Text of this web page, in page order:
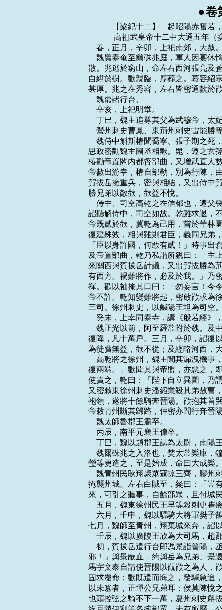
●卷
　　【梁紀十二】　起昭陽赤奮若，盡閼逢攝提格，凡二年。
    　　 高祖武皇帝十二中大通五年（癸丑，公元五三三年）
    春，正月，辛卯，上祀南郊，大赦。
    魏竇泰奄至爾硃兆庭，軍人因宴休惰，忽見泰軍，驚走；追破之於赤谼嶺，眾並降
散。兆逃於窮山，命左右西河張亮及蒼頭陳山提斬己首以降，皆不忍；兆乃殺所乘白馬，
自縊於樹。歡親臨，厚葬之。慕容紹宗攜爾硃榮妻子及兆餘眾詣歡降，歡以義故，待之
甚厚。兆之在秀容，左右皆密通款於歡，唯張亮無啟疏。歡嘉之，以為丞相府參軍。
    魏罷諸行台。
    辛亥，上祀明堂。
    丁巳，魏主追尊其父為武穆帝，太妃馮氏為武穆後，母李氏為皇太妃。
    營州刺史曹鳳、東荊州刺史雷能勝等舉城降魏。
    魏侍中斛斯椿聞喬寧、張子期之死，內不自安，與南陽王寶炬、武衛將軍元毘、王
思政密勸魏主圖丞相歡。毘，遵之玄孫也。捨人元士弼又言歡受詔不敬，帝由是不悅。
椿勸帝置閣內都督部曲，又增武直人數，自直閣已下，員別數百，皆選四方驍勇者充之。
帝數出游幸，椿自部勒，別為行陳，由是朝政、軍謀，帝專與椿決之。帝以關中大行台
賀拔岳擁重兵，密與相結，又出侍中賀拔勝為都督三荊等七州諸軍事、荊州刺史，欲倚
勝兄弟以敵歡，歡益不悅。
    侍中、司空高乾之在信都也，遭父喪，不暇終服。及孝武帝即位，表請解職行喪，
詔聽解侍中，司空如故。乾雖求退，不謂遽見許。既去內侍，朝政多不關預，居常怏怏。
帝既貳於歡，冀乾為己用，嘗於華林園宴罷，獨留乾，謂之曰：「司空奕世忠良，今日
復建殊效，相與雖則君臣，義同兄弟，宜共立盟約，以敦情契。」殷勤逼之。乾對曰：
「臣以身許國，何敢有貳！」時事出倉猝，且不謂帝有異圖，遂不固辭，亦不以啟歡。
及帝置部曲，乾乃私謂所親曰：「主上不親勳賢，而招集群小，數遣元士弼、王思政往
來關西與賀拔岳計議，又出賀拔勝為荊州，外示疏忌，實欲樹黨，令其兄弟相近，冀據
有西方。禍難將作，必及於我。」乃密啟歡。歡召乾詣并州，面論時事，乾因勸歡受魏
禪。歡以袖掩其口曰：「勿妄言！今令司空復為侍中，門下之事一以相委。」歡屢啟請，
帝不許。乾知變難將起，密啟歡求為徐州；二月，辛酉，以乾為驃騎大將軍、開府儀同
三司、徐州刺史，以鹹陽王坦為司空。
    癸未，上幸同泰寺，講《般若經》，七日而罷，會者數萬人。
    魏正光以前，阿至羅常附於魏。及中原多事，阿至羅亦叛，丞相歡招撫之，阿至羅
復降，凡十萬戶。三月，辛卯，詔復以歡為大行台，使隨宜裁處。歡與之粟帛，議者以
為徒費無益，歡不從；及經略河西，大收其用。
    高乾將之徐州，魏主聞其漏洩機事，乃詔丞相歡曰：「乾邕與朕私有盟約，今乃反
復兩端。」歡聞其與帝盟，亦惡之，即取乾前後數啟論時事者遣使封上。帝召乾，對歡
使責之，乾曰：「陛下自立異圖，乃謂臣為反覆，人主加罪，其可辭乎！」遂賜死。帝
又密敕東徐州刺史潘紹業殺其弟敖曹，敖曹先聞乾死，伏壯士於路，執紹業，得敕書於
袍領，遂將十餘騎奔晉陽。歡抱其首哭曰：「天子枉害司空！」敖曹兄仲密為光州刺史，
帝敕青州斷其歸路，仲密亦間行奔晉陽。仲密名慎，以字行。
    魏太師魯郡王肅卒。
    丙辰，南平元襄王偉卒。
    丁巳，魏以趙郡王諶為太尉，南陽王寶炬為太保。
    魏爾硃兆之入洛也，焚太常樂庫，鐘磬俱盡。節閔帝詔錄尚書事長孫稚、太常卿祖
瑩等更造之，至是始成，命曰大成樂。
    魏青州民耿翔聚眾寇掠三齊，膠州刺史裴粲，專事高談，不為防御；夏，四月，翔
掩襲州城。左右白賊至，粲曰：「豈有此理！」左右又言已入州門，粲乃徐曰：「耿王
來，可引之聽事，自餘部眾，且付城民。」翔斬之，送首來降。
    五月，魏東徐州民王早等殺刺史崔癢，以下邳來降。
    六月，壬申，魏以驃騎大將軍樊子鵠為青、膠大使，督濟州刺史蔡俊等討耿翔。秋，
七月，魏師至青州，翔棄城來奔，詔以為兗州刺史。
    壬辰，魏以廣陵王欣為大司馬，趙郡王諶為太師。庚戌，以前司徒賀拔允為太尉。
    初，賀拔岳遣行台郎馮景詣晉陽，丞相歡聞岳使至，甚喜，曰：「賀拔公詎憶吾
邪！」與景歃血，約與岳為兄弟。景還，言於岳曰：「歡奸詐有餘，不可信也。」府司
馬宇文泰自請使晉陽以觀歡之為人，歡奇其狀貌，曰：「此兒視瞻非常。」將留之，泰
固求覆命；歡既遣而悔之，發驛急追，至關，不及而返。泰至長安，謂岳曰：「高歡所
以未篡者，正憚公兄弟耳；侯莫陳悅之徒，非所忌也。公但潛為之備，圖歡不難。今費
也頭控弦之騎不下一萬，夏州刺史斛拔彌俄突勝兵三千餘人，靈州刺史曹泥、河西流民
紇豆陵伊利等各擁部眾，未有所屬。公若移軍近隴，抗其要害，震之以威，懷之以惠，
可收其士馬以資吾軍。西輯氐、羌，北撫沙塞，還軍長安，匡輔魏室，此桓、文之功
也。」岳大悅，復遣泰詣洛陽請事，密陳其狀。魏主喜，加泰武衛將軍，使還報。八月，
帝以岳為都督雍、華等二十州諸軍事、雍州刺史，又割心前血，遣使者□以賜之。岳遂
引兵西屯平涼，以牧馬為名。斛拔彌俄突、紇豆陵伊利及費也頭萬俟受洛干、鐵勒斛律
沙門等皆附於岳，唯曹泥附於歡。秦、南秦、河、渭四州刺史同會平涼，受岳節度。岳
以夏州被邊重要，欲求良刺史以鎮之，眾舉宇文泰，岳曰：「宇文左丞，吾左右手，何
可廢也！」沉吟累日，卒表用之。
    九月，癸酉，魏丞相歡表讓王爵，不許；請分封邑十萬戶頒授勳義，從之。
    冬，十月，庚申，以尚書右僕射何敬容為左僕射，吏部尚書謝舉為右僕射。
    十一月，癸巳，魏以殷州刺史中山邸珍為徐州大都督、東道行台、僕射，以討下邳。
    十二月，丁巳，魏主狩於嵩高；己巳，幸溫湯；丁丑，還宮。
    魏荊州刺史賀拔勝寇雍州，拔下迮戍，扇動諸蠻；雍州刺史廬陵王續遣軍擊之，屢
為所敗，漢南震駭。勝又遣軍攻馮翊、安定、沔陽、酇城，皆拔之。續遣電威將軍柳仲
禮屯谷城以拒之，勝攻之，不克，乃還。於是沔北蕩為丘墟矣。仲禮，慶遠之孫也。魏
丞相歡患賀拔岳、侯莫陳悅之強，右丞翟嵩曰：「嵩能間之，使其自相屠滅。」歡遣之。
歡又使長史侯景招撫紇豆陵伊利，伊利不從。
    　　 高祖武皇帝十二中大通六年（甲寅，公元五三四年）
    春，正月，壬辰，魏丞相歡擊伊利於河西，擒之，遷其部落於河東。魏主讓之曰：
「伊利不侵不叛，為國純臣。王忽伐之，詎有一介行人先請之乎！」
    魏東梁州民夷作亂，二月，詔以行東雍州事豐陽泉企討平之。企世為商、洛豪族，
魏世祖以其曾祖景言為本縣令，封丹水侯，使其子孫襲之。
    壬戌，魏大赦。
    癸亥，上耕藉田。大赦。
    魏永寧浮圖災，觀者皆哭，聲振城闕。
    魏賀拔岳將討曹泥，使都督武川趙貴至夏州與宇文泰謀之，泰曰：「曹泥孤城阻遠，
未足為憂。侯莫陳悅貪而無信，宜先圖之。」岳不聽，召悅會於高平，與共討泥。悅既
得翟嵩之言，乃謀取岳。岳數與悅宴語，長史武川雷紹諫，不聽。岳使悅前行，至河曲，
悅誘岳入營坐，論軍事。悅陽稱腹痛而起，其婿元洪景拔刀斬岳。岳左右皆散走，悅遣
人諭之雲：「我別受旨，止取一人，諸君勿怖。」眾以為然，皆不敢動。而悅心猶豫，
不即撫納，乃還入隴，屯水洛城。岳眾散還平涼，趙貴詣悅請岳屍葬之，悅許之。岳既
死，悅軍中皆相賀，行台朗中薛瞪私謂所親曰：「悅才略素寡，輒害良將，吾屬今為人
虜矣，何賀之有！」瞪，真度之從孫也。
    岳眾未有所屬，諸將以都督武川寇洛年最長，推使總諸軍；洛素無威略，不能齊眾，
乃自請避位。趙貴曰：「宇文夏州英略冠世，遠近歸心，賞罰嚴明，士卒用命。若迎而
奉之，大事濟矣。」諸將或欲南召賀拔勝，或欲東告魏朝，猶豫未決。都督盛樂杜朔周
曰：「遠水不救近火，今日之事，非宇文夏州無能濟者，趙將軍議是也。朔周請輕騎告
哀，且迎之。」眾乃使朔周馳至夏州召泰。
    泰與將佐賓客共議去留，前太中大夫穎川韓褒曰：「此天授也，又何疑乎！侯莫陳
悅，井中蛙耳，使君往，必擒之。」眾以為：「悅在水洛，去平涼不遠，若已有賀拔公
之眾，則圖之實難，願且留以觀變。」泰曰：「悅既害元帥，自應乘勢直據平涼，而退
屯水洛，吾知其無能為也。夫難得易失者，時也。若不早赴，眾心將離。」
    夏州首望都督彌姐元進陰謀應悅，泰知之，與帳下都督高平蔡祐謀執之，祐曰：
「元進會當反噬，不如殺之。」泰曰：「汝有大決。」乃召元進等入計事，泰曰：「隴
賊逆亂，當與諸人戮力討之，諸人似有不同者，何也？」祐即被甲持刀直入，瞋目謂諸
將曰：「朝謀夕異，何以為人！今日必斷奸人首！」舉坐皆叩頭曰：「願有所擇。」祐
乃叱元進，斬之，並誅其黨，因與諸將同盟討悅。泰謂祐曰：「吾今以爾為子，爾其以
我為父乎？」
    泰與帳下輕騎馳赴平涼，令杜朔周帥眾先據彈箏峽。時民間惶懼，逃散者多，軍士
爭欲掠之，朔周曰：「宇文公方伐罪吊民，奈何助賊為虐乎！」撫而遣之，遠近悅附；
泰聞而嘉之。朔周本姓赫連，曾祖庫多汗避難改焉。泰命復其舊姓，名之曰達。
    丞相歡使侯景招撫岳眾，泰至安定，遇之，謂曰：「賀拔公雖死，宇文泰尚存，卿
何為者！」景失色曰：「我猶箭耳，唯人所射。」遂還。泰至平涼，哭岳甚慟，將士皆
悲喜。
    歡復使侯景與散騎常侍代郡張華原、義寧太守太安王基勞泰，泰不受，欲劫留之，
曰：「留則共享富貴，不然，命在今日。」華原曰：「明公欲脅使者以死亡，此非華原
所懼也。」泰乃遣之。基還，言「泰雄傑，請及其未定擊滅之。」歡曰：「卿不見賀拔、
侯莫陳乎！吾當以計拱手取之。」
    魏主聞岳死，遣武衛將軍元毘慰勞岳軍，召還洛陽，並召侯莫陳悅。毘至平涼，軍
中已奉宇文泰為主；悅既附丞相歡，不肯應召。泰因元毘上表稱：「臣岳忽罹非命，都
督寇洛等令臣權掌軍事。奉詔召岳軍入京，今高歡之眾已至河東，侯莫陳悅猶在水洛，
士卒多是西人，顧戀鄉邑，若逼令赴闕，悅躡其後，歡邀其前，恐敗國殄民，所損更甚。
乞少賜停緩，徐事誘導，漸就東引。」魏主乃以泰為大都督，即統岳軍。
    初，岳以東雍州刺史李虎為左廂大都督，岳死，虎奔荊州，說賀拔勝使收岳眾，勝
不從。虎聞宇文泰代岳統眾，乃自荊州還赴之。至閿鄉，為丞相歡別將所獲，送洛陽。
魏主方謀取關中，得虎甚喜，拜衛將軍，厚賜之，使就泰。虎，歆之玄孫也。
    泰與悅書，責以「賀拔公有大功於朝廷。君名微行薄，賀拔公薦君為隴右行台。又
高氏專權，君與賀拔公同受密旨，屢結盟約；而君黨附國賊，共危宗廟，口血未干，匕
首已發。今吾與君皆受詔還闕，今日進退，唯君是視：君若下隴東邁，吾亦自北道同歸；
若首鼠兩端，吾則指日相見！」
    魏主問泰以安秦、隴之策，泰表言：「宜召悅授以內官，或處以瓜、涼一籓；不然，
終為後患。」
    原州刺史史歸，素為賀拔岳所親任，河曲之變，反為悅守。悅遣其黨王伯和、成次
安將兵二千助歸鎮原州，泰遣都督侯莫陳崇帥輕騎一千襲之。崇乘夜將十騎直抵城下，
餘眾皆伏於近路；歸見騎少，不設備。崇即入，據城門，高平令隴西李賢及弟遠穆在城
中，為崇內應。於是中外鼓噪，伏兵悉起，遂擒歸及次安、伯和等歸於平涼。泰表崇行
原州事。三月，泰引兵擊悅，至原州，眾軍畢集。
    夏，四月，癸丑朔，日有食之。
    魏南秦州刺史隴西李弼說侯莫陳悅曰：「賀拔公無罪而公害之，又不撫納其眾，今
奉宇文夏州以來，聲言為主報仇，此其勢不可敵也，宜解兵謝之！不然，必及禍。」悅
不從。
    宇文泰引兵上隴，留兄子導為都督，鎮原州。泰軍令嚴肅，秋毫無犯，百姓大悅。
軍出木狹關，雪深二尺，泰倍道兼行，出其不意。悅聞之，退保略陽，留萬人守水洛。
泰至，水洛即降。泰遣輕騎數百趣略陽，悅退保上邽，召李弼與之拒泰。弼知悅必敗，
陰遣使詣泰，請為內應。悅棄州城，南保山險，弼謂所部曰：「侯莫陳公欲還秦州，汝
輩何不裝束！」弼妻，悅之姨也，眾鹹信之，爭趣上邽。弼先據城門以安集之，遂舉城
降泰，泰即以弼為秦州刺史。其夜，悅出軍將戰，軍自驚潰。悅性猜忌，既敗，不聽左
右近己，與其二弟並子及謀殺岳者七八人棄軍迸走。數日之中，槃桓往來，不知所趣。
左右勸向靈州依曹泥，悅從之。自乘騾，令左右皆步從，欲自山中趣靈州。宇文泰使原
州都督賀拔穎追之，悅望見追騎，縊死於野。
    泰入上邽，引薛瞪為記室參軍。收悅府庫，財物山積，泰秋毫不取，皆以賞士卒；
左右竊一銀甕以歸，泰知而罪之，即剖賜將士。
    悅黨豳州刺史孫定兒據州不下，有眾數萬，泰遣都督中山劉亮襲之。定兒以大軍遠，
不為備；亮先豎一纛於近城高嶺，自將二十騎馳入城。定兒方置酒，眾猝見亮至，駭愕，
不知所為，亮麾兵斬定兒，遙指城外纛，命二騎曰：「出召大軍！」城中皆懾服，莫敢
動。
    先是，故氐王楊紹先乘魏亂逃歸武興，復稱王。涼州刺史李叔仁為其民所執，氐、
羌、吐谷渾所在蜂起，自南岐至瓜、鄯，跨州據郡者不可勝數。宇文泰令李弼鎮原州，
夏州刺史拔也惡蚝鎮南秦州，渭州刺史可硃渾道元鎮渭州，衛將軍趙貴行秦州事，征豳、
涇、東秦、岐四州之粟以給軍。楊紹先懼，稱籓，送妻子為質。
    夏州長史於謹言於泰曰：「明公據關中險固之地，將士驍勇，土地膏腴。今天子在
洛，迫於群兇，若陳明公之懇誠，算時事之利害，請都關右，挾天子以令諸侯，奉王命
以討暴亂，此桓、文之業，千載一時也！」泰善之。丞相歡聞泰定秦、隴，遣使甘言厚
禮以結之，泰不受，封其書，使都督濟北張軌獻於魏主。斛斯椿問軌曰：「高歡逆謀，
行路皆知之。人情所恃，唯在西方，未知宇文何如賀拔！」軌曰：「宇文公文足經國，
武能定亂。」椿曰：「誠如君言，真可恃也。」
    魏主命泰發二千騎鎮東雍州，助為勢援，仍命泰稍引軍而東。泰以大都督武川梁御
為雍州刺史，使將步騎五千前行。先是，丞相歡遣其都督太安韓軌將兵一萬據蒲板以救
侯莫陳悅，凝州刺史賈顯度以舟迎之。梁御見顯度，說使從泰，顯度即出迎御，御入據
長安。魏主以泰為侍中、驃騎大將軍、開府儀同三司、關西大都督、略陽縣公，承製封
拜。泰乃以寇洛為涇州刺史，李弼為秦州刺史，前略陽太守張獻為南岐州刺史。南岐州
刺史盧待伯不受代，泰遣輕騎襲而擒之。
    侍中封隆之言於丞相歡曰：「斛斯椿等今在京師，必構禍亂。」隆之與僕射孫騰爭
尚魏主妹平原公主，公主歸隆之，騰洩其言於椿，椿以白帝。隆之懼，逃還鄉里，歡召
隆之詣晉陽。會騰帶仗入省，擅殺御史，懼罪，